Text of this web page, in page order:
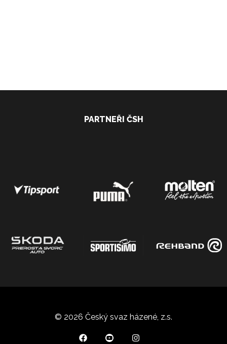
PARTNEŘI ČSH
© 2026 Český svaz házené, z.s.